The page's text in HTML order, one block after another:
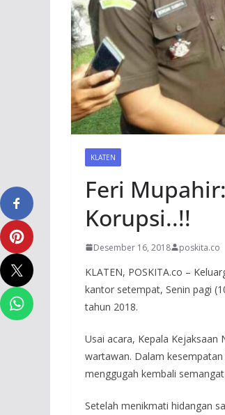
KLATEN
Feri
Korupsi..!!
Desember 16, 2018 poskita.co
KLATEN, POSKITA.co –
kantor setempat, Senin pagi
tahun 2018.
Usai acara, Kepala Kejaksaan
wartawan. Dalam
menggugah kembali
Setelah menikmati hidangan